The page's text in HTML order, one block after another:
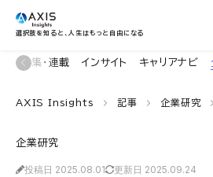
選択肢を知ると、人生はもっと自由になる
特集・連載 インサイト キャリアナビ
AXIS Insights 記事 企業研究
企業研究
投稿日 2025.08.01 更新日 2025.09.24